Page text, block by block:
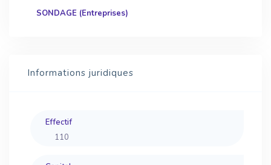
SONDAGE (Entreprises)
Informations juridiques
Effectif
110